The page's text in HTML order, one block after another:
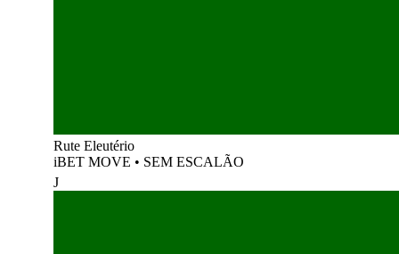
Rute Eleutério
iBET MOVE • SEM ESCALÃO
J